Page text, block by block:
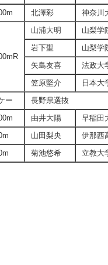
北澤彩 神奈川
山浦大明
山梨学
岩下聖
山梨学
矢島友喜
法政大
笠原堅介
日本大
ー
長野県選抜
由井大陽
早稲田
山田梨央
伊那西
菊池悠希 立教大